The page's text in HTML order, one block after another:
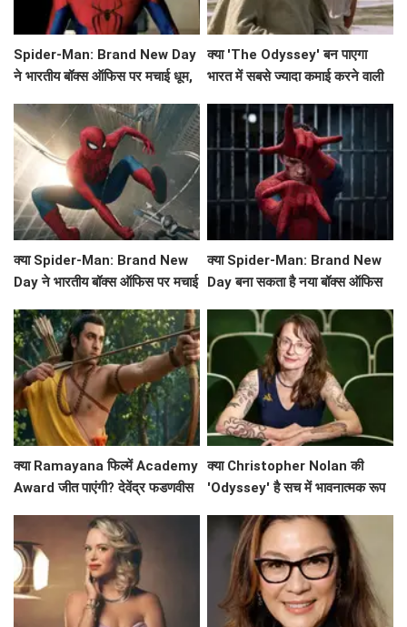
Spider-Man: Brand New Day
ने भारतीय बॉक्स ऑफिस पर मचाई धूम,
क्या 'The Odyssey' बन पाएगा
भारत में सबसे ज्यादा कमाई करने वाली
क्या Spider-Man: Brand New
Day ने भारतीय बॉक्स ऑफिस पर मचाई
क्या Spider-Man: Brand New
Day बना सकता है नया बॉक्स ऑफिस
क्या Ramayana फिल्में Academy
Award जीत पाएंगी? देवेंद्र फडणवीस
क्या Christopher Nolan की
'Odyssey' है सच में भावनात्मक रूप
समीक्षा